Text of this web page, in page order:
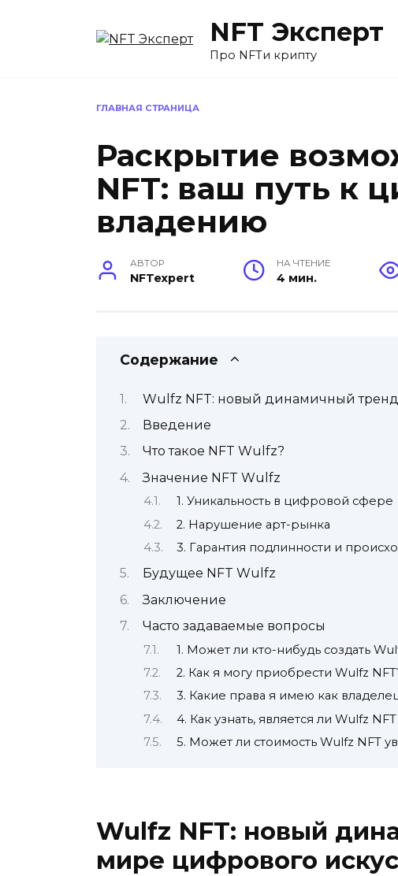
NFT Эксперт
Про NFTи крипту
ГЛАВНАЯ СТРАНИЦА
Раскрытие
NFT: ваш путь к
владению
АВТОР
NFTexpert
НА ЧТЕНИЕ
4 мин.
Содержание
Wulfz NFT: новый динамичный
Введение
Что такое NFT Wulfz?
Значение NFT Wulfz
1. Уникальность в цифровой сфере
2. Нарушение арт-рынка
3. Гарантия подлинности и
Будущее NFT Wulfz
Заключение
Часто задаваемые вопросы
1. Может ли кто-нибудь создать
2. Как я могу приобрести Wulfz
3. Какие права я имею как
4. Как узнать, является ли Wulfz
5. Может ли стоимость Wulfz NFT
Wulfz NFT: новый
мире цифрового